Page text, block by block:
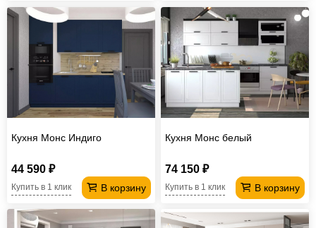
Кухня Монс Индиго
44 590 ₽
В корзину
Купить в 1 клик
Кухня Монс белый
74 150 ₽
В корзину
Купить в 1 клик